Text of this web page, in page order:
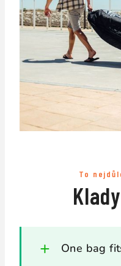
To
One bag